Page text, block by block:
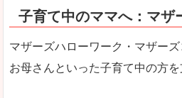
子育て中のママへ：マザ
マザーズハローワーク・マザー
お母さんといった子育て中の方を